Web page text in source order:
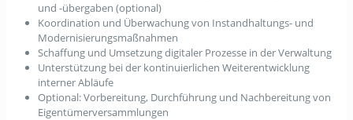
und -übergaben (optional)
Koordination und Überwachung von Instandhaltungs- und
Modernisierungsmaßnahmen
Schaffung und Umsetzung digitaler Prozesse in der Verwaltung
Unterstützung bei der kontinuierlichen Weiterentwicklung
interner Abläufe
Optional: Vorbereitung, Durchführung und Nachbereitung von
Eigentümerversammlungen